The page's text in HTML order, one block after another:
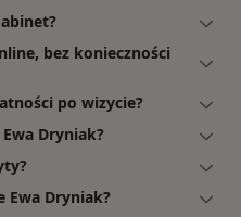
bez konieczności
po wizycie?
Dryniak?
Ewa Dryniak?